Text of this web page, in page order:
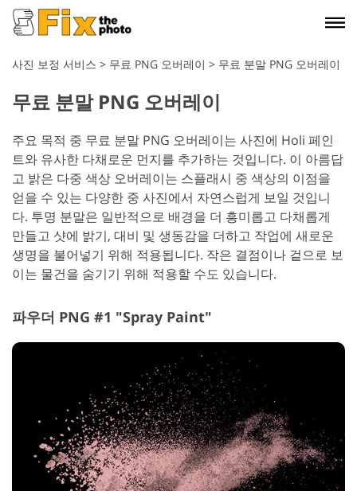
사진 보정 서비스 > 무료 PNG 오버레이 > 무료 분말 PNG 오버레이
무료 분말 PNG 오버레이
주요 목적 중 무료 분말 PNG 오버레이는 사진에 Holi 페인
트와 유사한 다채로운 먼지를 추가하는 것입니다. 이 아름답
고 밝은 다중 색상 오버레이는 스플래시 중 색상의 이점을
얻을 수 있는 다양한 중 사진에서 자연스럽게 보일 것입니
다. 투명 분말은 일반적으로 배경을 더 흥미롭고 다채롭게
만들고 샷에 밝기, 대비 및 생동감을 더하고 작업에 새로운
생명을 불어넣기 위해 적용됩니다. 작은 결점이나 겉으로 보
이는 물건을 숨기기 위해 적용할 수도 있습니다.
파우더 PNG #1 "Spray Paint"